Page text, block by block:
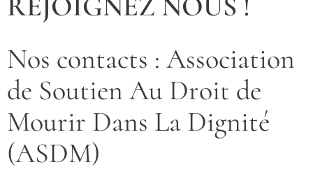
Nos contacts : Association
de Soutien Au Droit de
Mourir Dans La Dignité
(ASDM)